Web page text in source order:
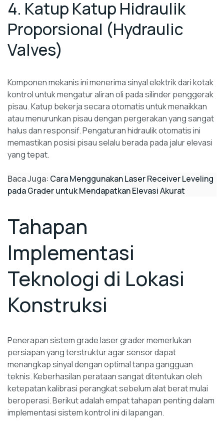
4. Katup Katup Hidraulik
Proporsional (Hydraulic
Valves)
Komponen mekanis ini menerima sinyal elektrik dari kotak
kontrol untuk mengatur aliran oli pada silinder penggerak
pisau. Katup bekerja secara otomatis untuk menaikkan
atau menurunkan pisau dengan pergerakan yang sangat
halus dan responsif. Pengaturan hidraulik otomatis ini
memastikan posisi pisau selalu berada pada jalur elevasi
yang tepat.
Baca Juga: Cara Menggunakan Laser Receiver Leveling
pada Grader untuk Mendapatkan Elevasi Akurat
Tahapan
Implementasi
Teknologi di Lokasi
Konstruksi
Penerapan sistem grade laser grader memerlukan
persiapan yang terstruktur agar sensor dapat
menangkap sinyal dengan optimal tanpa gangguan
teknis. Keberhasilan perataan sangat ditentukan oleh
ketepatan kalibrasi perangkat sebelum alat berat mulai
beroperasi. Berikut adalah empat tahapan penting dalam
implementasi sistem kontrol ini di lapangan.